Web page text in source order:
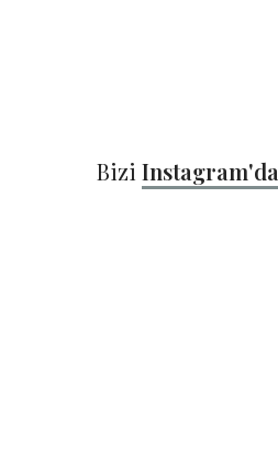
Bizi Instagram'da